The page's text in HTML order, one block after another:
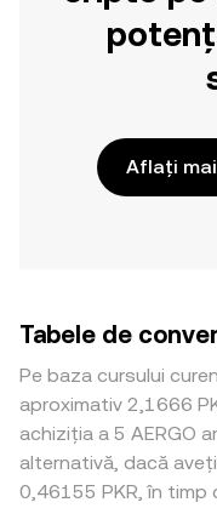
Aflați mai
Tabele de
Pe baza cursului
aproximativ 2,1666
achiziția a 5 AERGO
alternativă, dacă
0,46155 PKR, în timp